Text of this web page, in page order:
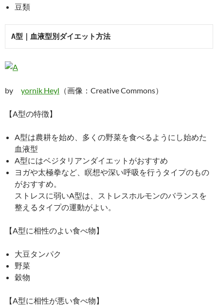
豆類
A型｜血液型別ダイエット方法
by yornik Heyl （画像：Creative Commons）
【A型の特徴】
A型は農耕を始め、多くの野菜を食べるようにし始めた
血液型
A型にはベジタリアンダイエットがおすすめ
ヨガや太極拳など、瞑想や深い呼吸を行うタイプのもの
がおすすめ。
ストレスに弱いA型は、ストレスホルモンのバランスを
整えるタイプの運動がよい。
【A型に相性のよい食べ物】
大豆タンパク
野菜
穀物
【A型に相性が悪い食べ物】